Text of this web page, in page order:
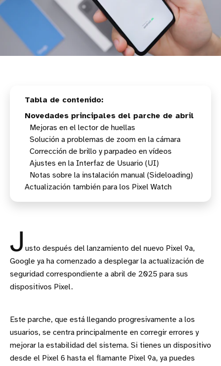
Novedades principales del parche de abril
Mejoras en el lector de huellas
Solución a problemas de zoom en la cámara
Corrección de brillo y parpadeo en vídeos
Ajustes en la Interfaz de Usuario (UI)
Notas sobre la instalación manual (Sideloading)
Actualización también para los Pixel Watch
J usto después del lanzamiento del nuevo Pixel 9a,
Google ya ha comenzado a desplegar la actualización de
seguridad correspondiente a abril de 2025 para sus
dispositivos Pixel.
Este parche, que está llegando progresivamente a los
usuarios, se centra principalmente en corregir errores y
mejorar la estabilidad del sistema. Si tienes un dispositivo
desde el Pixel 6 hasta el flamante Pixel 9a, ya puedes